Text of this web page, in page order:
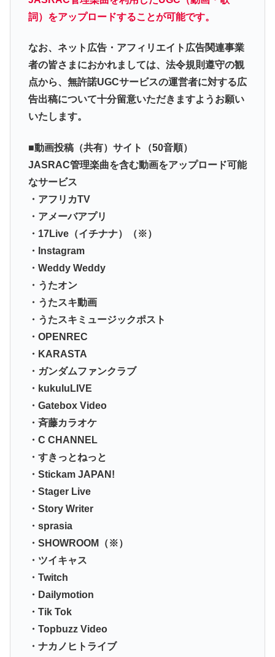
詞）をアップロードすることが可能です。
なお、ネット広告・アフィリエイト広告関連事業
者の皆さまにおかれましては、法令規則遵守の観
点から、無許諾UGCサービスの運営者に対する広
告出稿について十分留意いただきますようお願い
いたします。
■動画投稿（共有）サイト（50音順）
JASRAC管理楽曲を含む動画をアップロード可能
なサービス
・アフリカTV
・アメーバアプリ
・17Live（イチナナ）（※）
・Instagram
・Weddy Weddy
・うたオン
・うたスキ動画
・うたスキミュージックポスト
・OPENREC
・KARASTA
・ガンダムファンクラブ
・kukuluLIVE
・Gatebox Video
・斉藤カラオケ
・C CHANNEL
・すきっとねっと
・Stickam JAPAN!
・Stager Live
・Story Writer
・sprasia
・SHOWROOM（※）
・ツイキャス
・Twitch
・Dailymotion
・Tik Tok
・Topbuzz Video
・ナカノヒトライブ